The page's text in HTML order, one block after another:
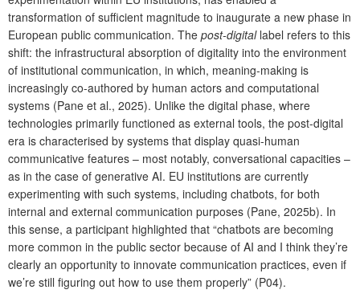
transformation of sufficient magnitude to inaugurate a new phase in
European public communication. The post-digitallabel refers to this
shift: the infrastructural absorption of digitality into the environment
of institutional communication, in which, meaning-making is
increasingly co-authored by human actors and computational
systems (Pane et al., 2025). Unlike the digital phase, where
technologies primarily functioned as external tools, the post-digital
era is characterised by systems that display quasi-human
communicative features – most notably, conversational capacities –
as in the case of generative AI. EU institutions are currently
experimenting with such systems, including chatbots, for both
internal and external communication purposes (Pane, 2025b). In
this sense, a participant highlighted that “chatbots are becoming
more common in the public sector because of AI and I think they’re
clearly an opportunity to innovate communication practices, even if
we’re still figuring out how to use them properly” (P04).